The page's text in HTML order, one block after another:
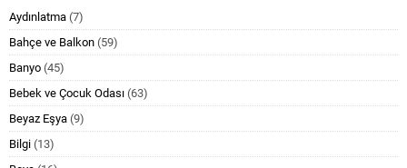
Aydınlatma (7)
Bahçe ve Balkon (59)
Banyo (45)
Bebek ve Çocuk Odası (63)
Beyaz Eşya (9)
Bilgi (13)